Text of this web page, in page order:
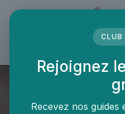
CLUB
Rejoignez
Recevez nos guides
Panneau de gestion des